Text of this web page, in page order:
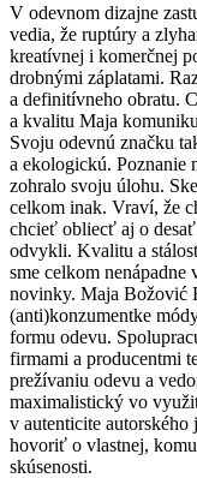
V odevnom dizajne
vedia, že ruptúry a
kreatívnej i komerčnej
drobnými záplatami.
a definitívneho obratu.
a kvalitu Maja
Svoju odevnú značku
a ekologickú. Poznanie
zohralo svoju úlohu.
celkom inak. Vraví, že
chcieť obliecť aj o
odvykli. Kvalitu a
sme celkom
novinky. Maja Božović
(anti)konzumentke
formu odevu.
firmami a producentmi
prežívaniu odevu a
maximalistický vo
v autenticite autorského
hovoriť o vlastnej,
skúsenosti.